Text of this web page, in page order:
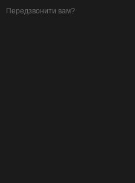
Передзвонити вам?